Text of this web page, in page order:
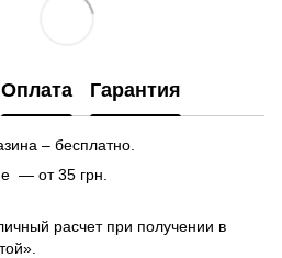
Оплата Гарантия
– бесплатно.
— от 35 грн.
расчет при получении в